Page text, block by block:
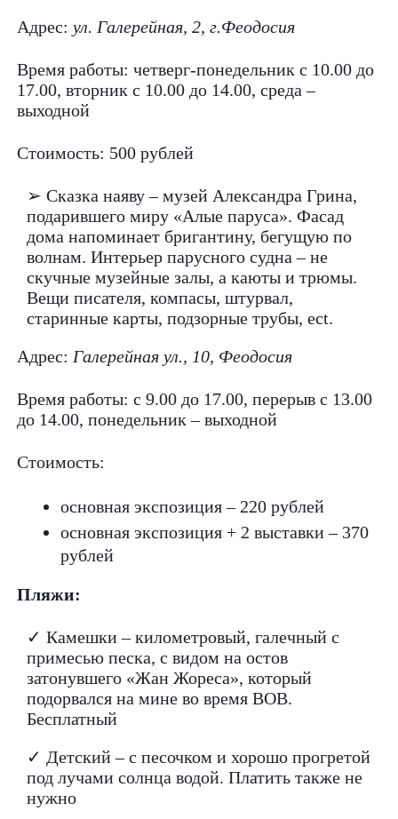
Адрес: ул. Галерейная, 2, г.Феодосия
Время работы: четверг-понедельник с 10.00 до
17.00, вторник с 10.00 до 14.00, среда –
выходной
Стоимость: 500 рублей
➢ Сказка наяву – музей Александра Грина,
подарившего миру «Алые паруса». Фасад
дома напоминает бригантину, бегущую по
волнам. Интерьер парусного судна – не
скучные музейные залы, а каюты и трюмы.
Вещи писателя, компасы, штурвал,
старинные карты, подзорные трубы, ect.
Адрес: Галерейная ул., 10, Феодосия
Время работы: с 9.00 до 17.00, перерыв с 13.00
до 14.00, понедельник – выходной
Стоимость:
основная экспозиция – 220 рублей
основная экспозиция + 2 выставки – 370
рублей
Пляжи:
✓ Камешки – километровый, галечный с
примесью песка, с видом на остов
затонувшего «Жан Жореса», который
подорвался на мине во время ВОВ.
Бесплатный
✓ Детский – с песочком и хорошо прогретой
под лучами солнца водой. Платить также не
нужно